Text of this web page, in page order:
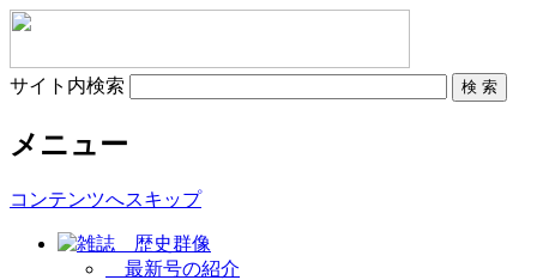
サイト内検索
メニュー
コンテンツへスキップ
最新号の紹介